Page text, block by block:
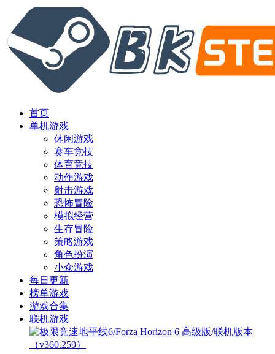
首页
单机游戏
休闲游戏
赛车竞技
体育竞技
动作游戏
射击游戏
恐怖冒险
模拟经营
生存冒险
策略游戏
角色扮演
小众游戏
每日更新
榜单游戏
游戏合集
联机游戏